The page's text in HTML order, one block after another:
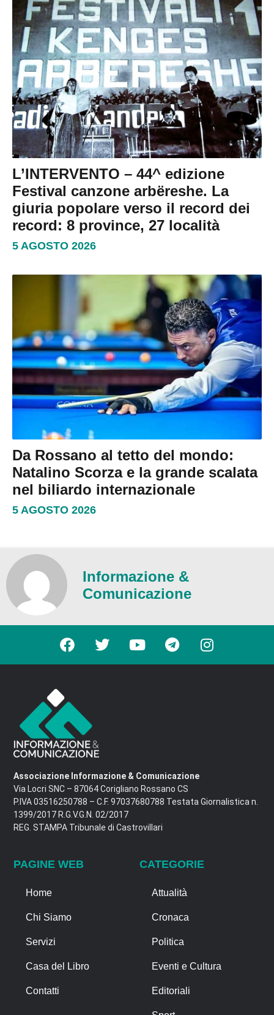
L’INTERVENTO – 44^ edizione
Festival canzone arbëreshe. La
giuria popolare verso il record dei
record: 8 province, 27 località
5 AGOSTO 2026
Da Rossano al tetto del mondo:
Natalino Scorza e la grande scalata
nel biliardo internazionale
5 AGOSTO 2026
Informazione &
Comunicazione
Associazione Informazione & Comunicazione
Via Locri SNC – 87064 Corigliano Rossano CS
P.IVA 03516250788 – C.F. 97037680788 Testata Giornalistica n.
1399/2017 R.G.V.G.N. 02/2017
REG. STAMPA Tribunale di Castrovillari
PAGINE WEB
Home
Chi Siamo
Servizi
Casa del Libro
Contatti
CATEGORIE
Attualità
Cronaca
Politica
Eventi e Cultura
Editoriali